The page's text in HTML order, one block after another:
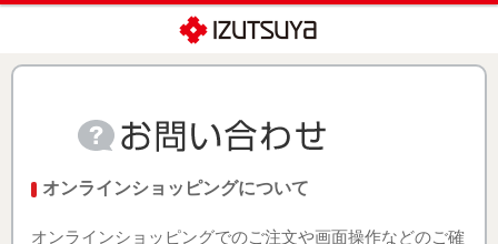
オンラインショッピングについて
オンラインショッピングでのご注文や画面操作などのご確